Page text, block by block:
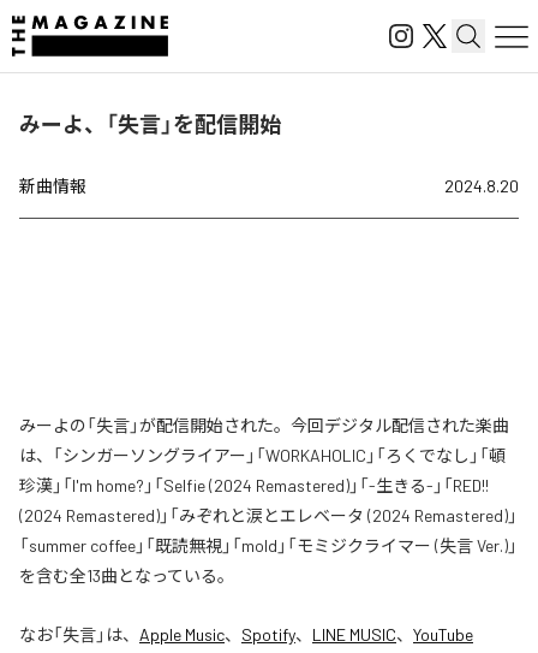
みーよ、「失言」を配信開始
新曲情報 2024.8.20
みーよの「失言」が配信開始された。今回デジタル配信された楽曲
は、「シンガーソングライアー」「WORKAHOLIC」「ろくでなし」「頓
珍漢」「I'm home?」「Selfie (2024 Remastered)」「-生きる-」「RED!!
(2024 Remastered)」「みぞれと涙とエレベータ (2024 Remastered)」
「summer coffee」「既読無視」「mold」「モミジクライマー (失言 Ver.)」
を含む全13曲となっている。
なお「失言」は、 Apple Music、 Spotify、 LINE MUSIC、 YouTube